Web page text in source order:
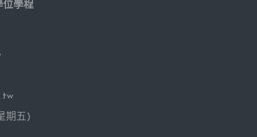
位學程
期五)